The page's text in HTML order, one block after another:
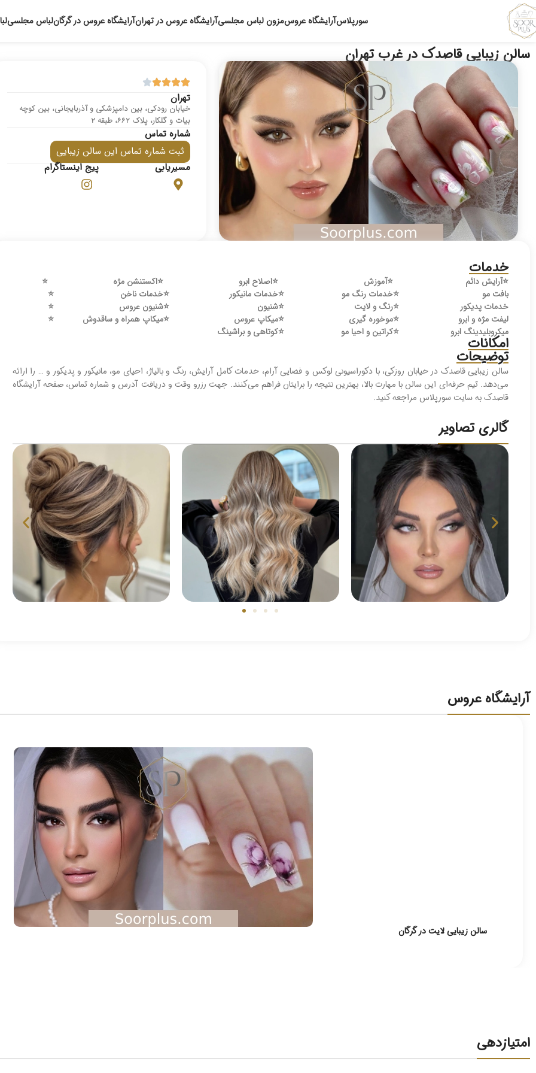
سورپلاسآرایشگاه عروسمزون لباس مجلسیآرایشگاه عروس در تهرانآرایشگاه عروس در گرگانلباس مجلسی
سالن زیبایی قاصدک در غرب تهران
تهران
خیابان رودکی، بین دامپزشکی و آذربایجانی، بین کوچه
بیات و گلکار، پلاک 662، طبقه 2
شماره تماس
ثبت شماره تماس این سالن زیبایی
مسیریابی
پیج اینستاگرام
خدمات
⭐️آرایش دائم ⭐️آموزش ⭐️اصلاح ابرو ⭐️اکستنشن مژه
⭐️
بافت مو
⭐️خدمات رنگ مو ⭐️خدمات مانیکور ⭐️خدمات ناخن
⭐️
خدمات پدیکور
⭐️رنگ و لایت ⭐️شنیون ⭐️شنیون عروس
⭐️
لیفت مژه و ابرو
⭐️موخوره گیری ⭐️میکاپ عروس ⭐️میکاپ همراه و ساقدوش
⭐️
میکروبلیدینگ ابرو
⭐️کراتین و احیا مو ⭐️کوتاهی و براشینگ
امکانات
توضیحات
سالن زیبایی قاصدک در خیابان روزکی، با دکوراسیونی لوکس و فضایی آرام، خدمات کامل آرایش، رنگ و بالیاژ، احیای مو، مانیکور و پدیکور و … را ارائه
می‌دهد. تیم حرفه‌ای این سالن با مهارت بالا، بهترین نتیجه را برایتان فراهم می‌کنند. جهت رزرو وقت و دریافت آدرس و شماره تماس، صفحه آرایشگاه
قاصدک به سایت سورپلاس مراجعه کنید.
گالری تصاویر
آرایشگاه عروس
سالن زیبایی لایت در گرگان
امتیازدهی